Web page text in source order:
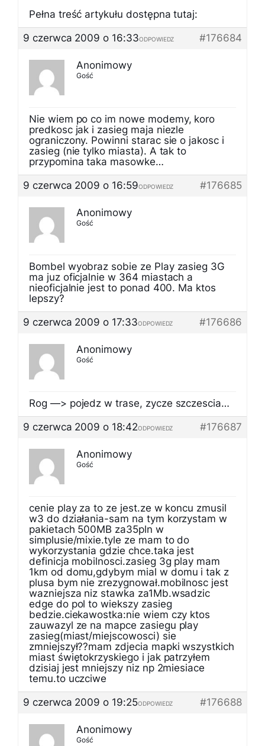
Pełna treść artykułu dostępna tutaj:
9 czerwca 2009 o 16:33
#176684
ODPOWIEDZ
Anonimowy
Gość
Nie wiem po co im nowe modemy, koro
predkosc jak i zasieg maja niezle
ograniczony. Powinni starac sie o jakosc i
zasieg (nie tylko miasta). A tak to
przypomina taka masowke…
9 czerwca 2009 o 16:59
#176685
ODPOWIEDZ
Anonimowy
Gość
Bombel wyobraz sobie ze Play zasieg 3G
ma juz oficjalnie w 364 miastach a
nieoficjalnie jest to ponad 400. Ma ktos
lepszy?
9 czerwca 2009 o 17:33
#176686
ODPOWIEDZ
Anonimowy
Gość
Rog —> pojedz w trase, zycze szczescia…
9 czerwca 2009 o 18:42
#176687
ODPOWIEDZ
Anonimowy
Gość
cenie play za to ze jest.ze w koncu zmusil
w3 do działania-sam na tym korzystam w
pakietach 500MB za35pln w
simplusie/mixie.tyle ze mam to do
wykorzystania gdzie chce.taka jest
definicja mobilnosci.zasieg 3g play mam
1km od domu,gdybym mial w domu i tak z
plusa bym nie zrezygnował.mobilnosc jest
wazniejsza niz stawka za1Mb.wsadzic
edge do pol to wiekszy zasieg
bedzie.ciekawostka:nie wiem czy ktos
zauwazyl ze na mapce zasiegu play
zasieg(miast/miejscowosci) sie
zmniejszył??mam zdjecia mapki wszystkich
miast świętokrzyskiego i jak patrzyłem
dzisiaj jest mniejszy niz np 2miesiace
temu.to uczciwe
9 czerwca 2009 o 19:25
#176688
ODPOWIEDZ
Anonimowy
Gość